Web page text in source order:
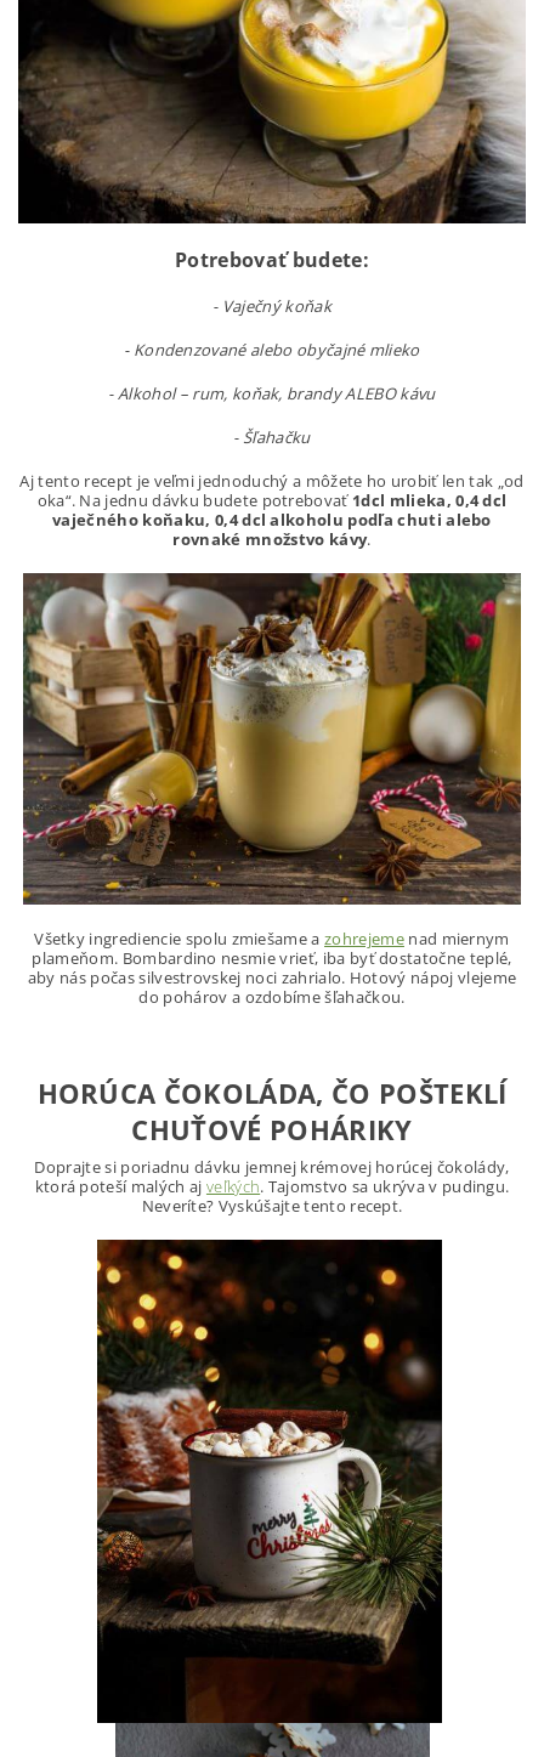
Potrebovať budete:
- Vaječný koňak
- Kondenzované alebo obyčajné mlieko
-Alkohol – rum, koňak, brandy ALEBO kávu
- Šľahačku
Aj tento recept je veľmi jednoduchý a môžete ho urobiť len tak „od
oka“. Na jednu dávku budete potrebovať 1dcl mlieka, 0,4 dcl
vaječného koňaku, 0,4 dcl alkoholu podľa chuti alebo
rovnaké množstvo kávy.
Všetky ingrediencie spolu zmiešame azohrejemenad miernym
plameňom. Bombardino nesmie vrieť, iba byť dostatočne teplé,
aby nás počas silvestrovskej noci zahrialo. Hotový nápoj vlejeme
do pohárov a ozdobíme šľahačkou.
HORÚCA ČOKOLÁDA, ČO POŠTEKLÍ
CHUŤOVÉ POHÁRIKY
Doprajte si poriadnu dávku jemnej krémovej horúcej čokolády,
ktorá poteší malých aj veľkých. Tajomstvo sa ukrýva v pudingu.
Neveríte? Vyskúšajte tento recept.